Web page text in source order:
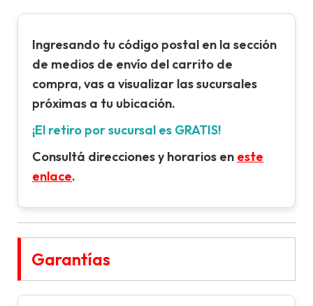
Ingresando tu código postal en la sección
de medios de envío del carrito de
compra, vas a visualizar las sucursales
próximas a tu ubicación.
¡El retiro por sucursal es GRATIS!
Consultá direcciones y horarios en este
enlace.
Garantías